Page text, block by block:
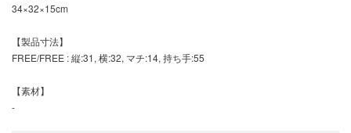
34×32×15cm
【製品寸法】
FREE/FREE : 縦:31, 横:32, マチ:14, 持ち手:55
【素材】
-